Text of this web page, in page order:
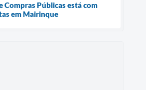
Compras Públicas está com
em Mairinque